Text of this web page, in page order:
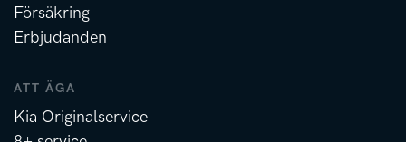
Försäkring
Erbjudanden
ATT ÄGA
Kia Originalservice